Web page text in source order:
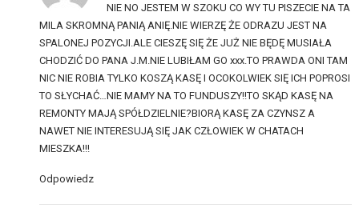
NIE NO JESTEM W SZOKU CO WY TU PISZECIE NA TA
MILA SKROMNĄ PANIĄ ANIĘ.NIE WIERZĘ ŻE ODRAZU JEST NA
SPALONEJ POZYCJI.ALE CIESZĘ SIĘ ŻE JUŻ NIE BĘDĘ MUSIAŁA
CHODZIĆ DO PANA J.M.NIE LUBIŁAM GO xxx.TO PRAWDA ONI TAM
NIC NIE ROBIA TYLKO KOSZĄ KASĘ I OCOKOLWIEK SIĘ ICH POPROSI
TO SŁYCHAĆ…NIE MAMY NA TO FUNDUSZY!!TO SKĄD KASĘ NA
REMONTY MAJĄ SPÓŁDZIELNIE?BIORĄ KASĘ ZA CZYNSZ A
NAWET NIE INTERESUJĄ SIĘ JAK CZŁOWIEK W CHATACH
MIESZKA!!!
Odpowiedz